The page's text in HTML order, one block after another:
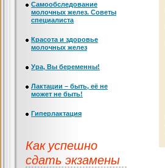
Самообследование
молочных желез. Советы
специалиста
Красота и здоровье
молочных желез
Ура, Вы беременны!
Лактации – быть, её не
может не быть!
Гиперлактация
Как успешно
сдать экзамены